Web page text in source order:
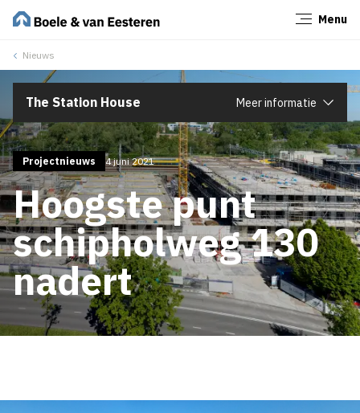
Menu
Nieuws
The Station House Meer informatie
Projectnieuws 4 juni 2021
Hoogste punt
schipholweg 130
nadert
Sluiten